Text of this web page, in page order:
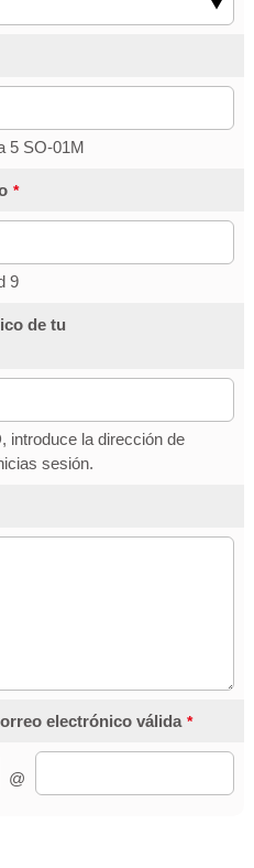
5 SO-01M
*
9
de tu
introduce la dirección de
sesión.
electrónico válida *
@